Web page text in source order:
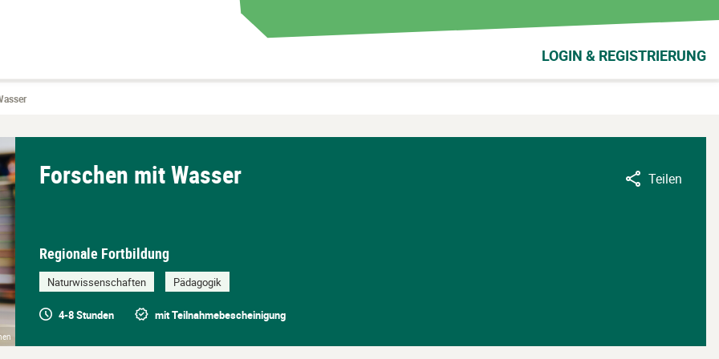
LOGIN & REGISTRIERUNG
Forschen mit Wasser Teilen
Regionale Fortbildung
Naturwissenschaften Pädagogik
4-8 Stunden mit Teilnahmebescheinigung